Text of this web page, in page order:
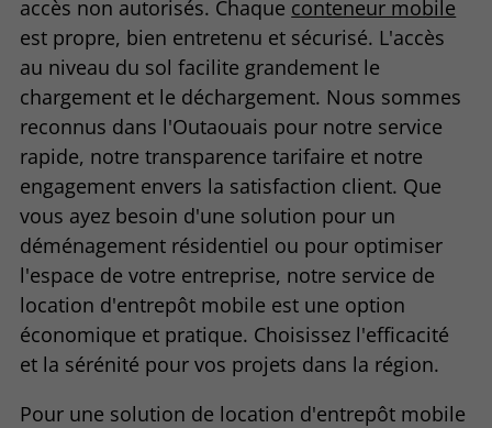
accès non autorisés. Chaque conteneur mobile
est propre, bien entretenu et sécurisé. L'accès
au niveau du sol facilite grandement le
chargement et le déchargement. Nous sommes
reconnus dans l'Outaouais pour notre service
rapide, notre transparence tarifaire et notre
engagement envers la satisfaction client. Que
vous ayez besoin d'une solution pour un
déménagement résidentiel ou pour optimiser
l'espace de votre entreprise, notre service de
location d'entrepôt mobile est une option
économique et pratique. Choisissez l'efficacité
et la sérénité pour vos projets dans la région.
Pour une solution de location d'entrepôt mobile